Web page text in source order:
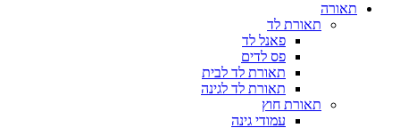
תאורה
תאורת לד
פאנל לד
פס לדים
תאורת לד לבית
תאורת לד לגינה
תאורת חוץ
עמודי גינה